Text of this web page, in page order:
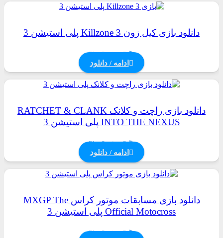
دانلود بازی کیل زون Killzone 3 پلی استیشن 3
PlayStation 3
ادامه / دانلود
دانلود بازی راچت و کلانک RATCHET & CLANK
INTO THE NEXUS پلی استیشن 3
PlayStation 3
ادامه / دانلود
دانلود بازی مسابقات موتور کراس MXGP The
Official Motocross پلی استیشن 3
PlayStation 3